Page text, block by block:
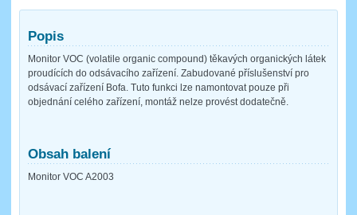
Popis
Monitor VOC (volatile organic compound) těkavých organických látek
proudících do odsávacího zařízení. Zabudované příslušenství pro
odsávací zařízení Bofa. Tuto funkci lze namontovat pouze při
objednání celého zařízení, montáž nelze provést dodatečně.
Obsah balení
Monitor VOC A2003